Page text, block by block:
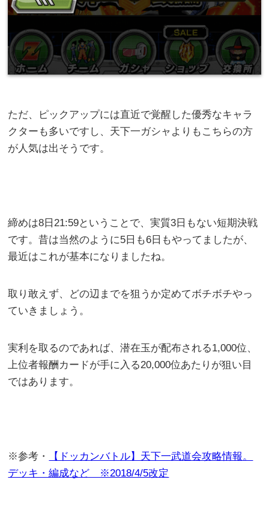
ただ、ピックアップには直近で覚醒した優秀なキャラ
クターも多いですし、天下一ガシャよりもこちらの方
が人気は出そうです。
締めは8日21:59ということで、実質3日もない短期決戦
です。昔は当然のように5日も6日もやってましたが、
最近はこれが基本になりましたね。
取り敢えず、どの辺までを狙うか定めてボチボチやっ
ていきましょう。
実利を取るのであれば、潜在玉が配布される1,000位、
上位者報酬カードが手に入る20,000位あたりが狙い目
ではあります。
※参考・
【ドッカンバトル】天下一武道会攻略情報。
デッキ・編成など ※2018/4/5改定